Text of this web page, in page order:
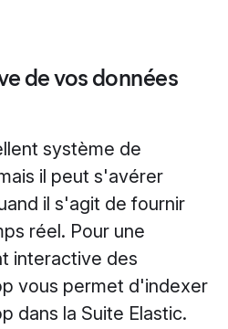
de vos données
système de
il peut s'avérer
il s'agit de fournir
réel. Pour une
interactive des
vous permet d'indexer
dans la Suite Elastic.